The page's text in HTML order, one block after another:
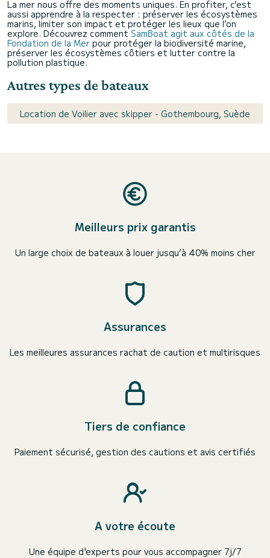
La mer nous offre des moments uniques. En profiter, c’est
aussi apprendre à la respecter : préserver les écosystèmes
marins, limiter son impact et protéger les lieux que l’on
explore. Découvrez comment SamBoat agit aux côtés de la
Fondation de la Mer pour protéger la biodiversité marine,
préserver les écosystèmes côtiers et lutter contre la
pollution plastique.
Autres types de bateaux
Location de Voilier avec skipper - Gothembourg, Suède
Meilleurs prix garantis
Un large choix de bateaux à louer jusqu’à 40% moins cher
Assurances
Les meilleures assurances rachat de caution et multirisques
Tiers de confiance
Paiement sécurisé, gestion des cautions et avis certifiés
A votre écoute
Une équipe d'experts pour vous accompagner 7j/7